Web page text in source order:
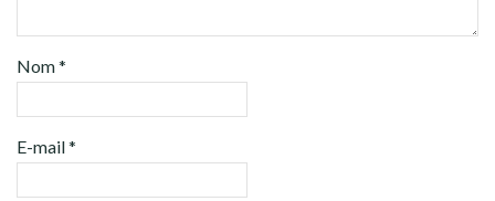
Nom*
E-mail*